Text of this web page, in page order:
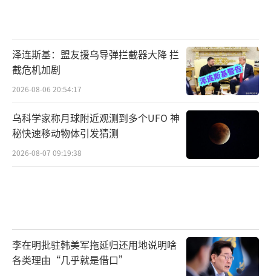
泽连斯基：盟友援乌导弹拦截器大降 拦
截危机加剧
2026-08-06 20:54:17
乌科学家称月球附近观测到多个UFO 神
秘快速移动物体引发猜测
2026-08-07 09:19:38
李在明批驻韩美军拖延归还用地说明啥
各类理由“几乎就是借口”